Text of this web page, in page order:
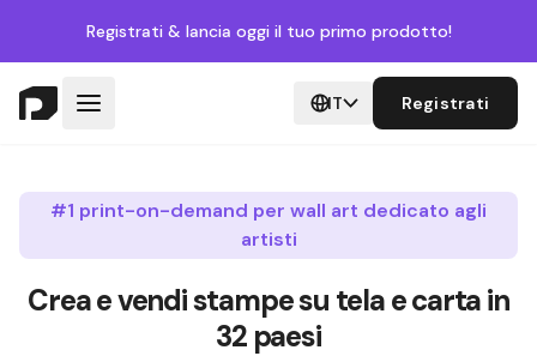
Registrati & lancia oggi il tuo primo prodotto!
IT Registrati
#1 print-on-demand per wall art dedicato agli
artisti
Crea e vendi stampe su tela e carta in
32 paesi